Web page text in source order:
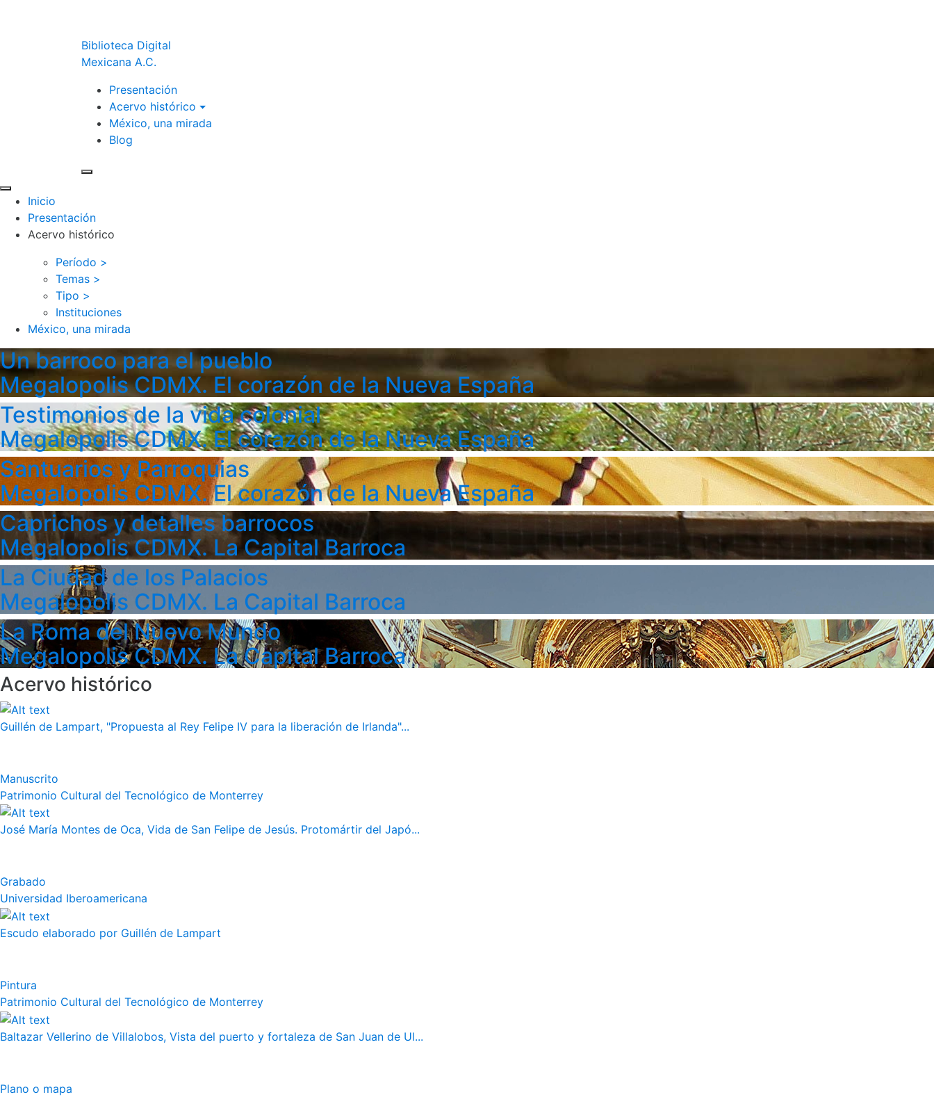
Biblioteca Digital
Mexicana A.C.
Presentación
Acervo histórico
México, una mirada
Blog
Inicio
Presentación
Acervo histórico
Período >
Temas >
Tipo >
Instituciones
México, una mirada
Un barroco para el pueblo
Megalopolis CDMX. El corazón de la Nueva España
Testimonios de la vida colonial
Megalopolis CDMX. El corazón de la Nueva España
Santuarios y Parroquias
Megalopolis CDMX. El corazón de la Nueva España
Caprichos y detalles barrocos
Megalopolis CDMX. La Capital Barroca
La Ciudad de los Palacios
Megalopolis CDMX. La Capital Barroca
La Roma del Nuevo Mundo
Megalopolis CDMX. La Capital Barroca
Acervo histórico
Guillén de Lampart, "Propuesta al Rey Felipe IV para la liberación de Irlanda"...
Manuscrito
Patrimonio Cultural del Tecnológico de Monterrey
José María Montes de Oca, Vida de San Felipe de Jesús. Protomártir del Japó...
Grabado
Universidad Iberoamericana
Escudo elaborado por Guillén de Lampart
Pintura
Patrimonio Cultural del Tecnológico de Monterrey
Baltazar Vellerino de Villalobos, Vista del puerto y fortaleza de San Juan de Ul...
Plano o mapa